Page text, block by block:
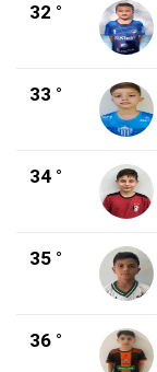
32 °
33 °
34 °
35 °
36 °